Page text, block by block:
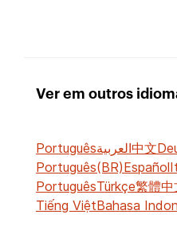
Ver em outros
Portuguêsالعربية中文
Português(BR)Español
PortuguêsTürkçe繁體中
Tiếng ViệtBahasa